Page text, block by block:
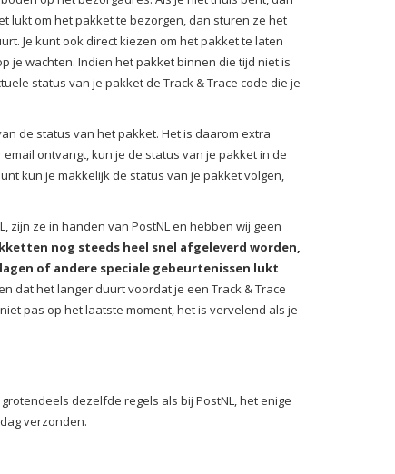
lukt om het pakket te bezorgen, dan sturen ze het
Je kunt ook direct kiezen om het pakket te laten
je wachten. Indien het pakket binnen die tijd niet is
status van je pakket de Track & Trace code die je
de status van het pakket. Het is daarom extra
ontvangt, kun je de status van je pakket in de
kun je makkelijk de status van je pakket volgen,
ze in handen van PostNL en hebben wij geen
nog steeds heel snel afgeleverd worden,
of andere speciale gebeurtenissen lukt
dat het langer duurt voordat je een Track & Trace
pas op het laatste moment, het is vervelend als je
dezelfde regels als bij PostNL, het enige
verzonden.